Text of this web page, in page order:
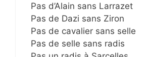
Pas d’Alain sans Larrazet
Pas de Dazi sans Ziron
Pas de cavalier sans selle
Pas de selle sans radis